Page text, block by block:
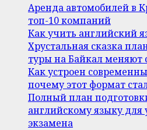
Аренда автомобилей в
топ-10 компаний
Как учить английский
Хрустальная сказка
туры на Байкал меняют
Как устроен
почему этот формат
Полный план
английскому языку
экзамена